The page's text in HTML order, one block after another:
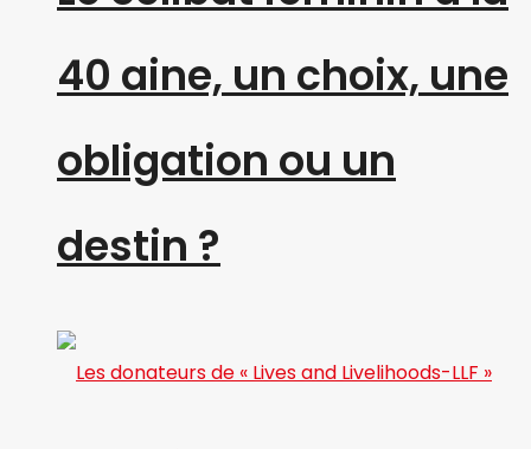
40 aine, un choix, une
obligation ou un
destin ?